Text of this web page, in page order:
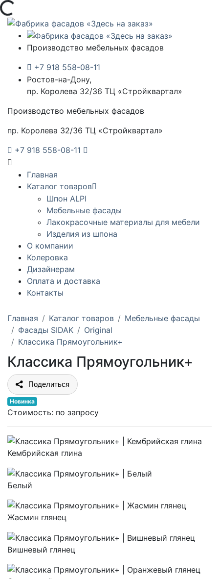
Загрузка...
Производство мебельных фасадов
+7 918 558-08-11
Ростов-на-Дону,
пр. Королева 32/36 ТЦ «Стройквартал»
Производство мебельных фасадов
пр. Королева 32/36 ТЦ «Стройквартал»
+7 918 558-08-11
Главная
Каталог товаров
Шпон ALPI
Мебельные фасады
Лакокрасочные материалы для мебели
Изделия из шпона
О компании
Колеровка
Дизайнерам
Оплата и доставка
Контакты
Главная Каталог товаров
Мебельные фасады
Фасады SIDAK
Original
Классика Прямоугольник+
Классика Прямоугольник+
Поделиться
Новинка
Стоимость: по запросу
Кембрийская глина
Белый
Жасмин глянец
Вишневый глянец